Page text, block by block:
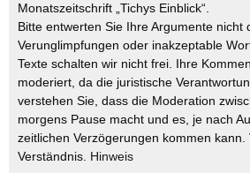
Monatszeitschrift „Tichys Einblick“.
Bitte entwerten Sie Ihre Argumente nicht
Verunglimpfungen oder inakzeptable
Texte schalten wir nicht frei. Ihre
moderiert, da die juristische
verstehen Sie, dass die Moderation
morgens Pause macht und es, je nach
zeitlichen Verzögerungen kommen
Verständnis. Hinweis